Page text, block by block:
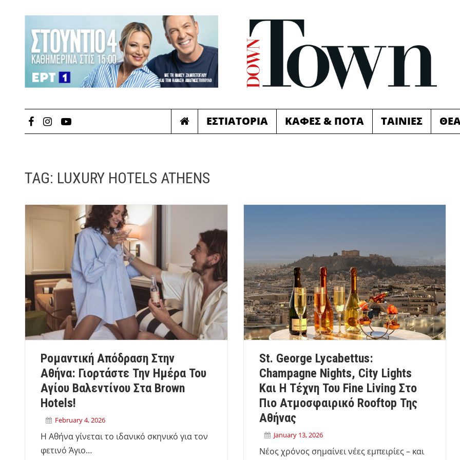
ΕΣΤΙΑΤΟΡΙΑ ΚΑΦΕΣ & ΠΟΤΑ ΤΑΙΝΙΕΣ
TAG: LUXURY HOTELS ATHENS
Ρομαντική Απόδραση Στην
Αθήνα: Γιορτάστε Την Ημέρα Του
Αγίου Βαλεντίνου Στα Brown
Hotels!
February 4, 2026
Η Αθήνα γίνεται το ιδανικό σκηνικό για τον
φετινό Άγιο…
St. George Lycabettus:
Champagne Nights, City Lights
Και Η Τέχνη Του Fine Living Στο
Πιο Ατμοσφαιρικό Rooftop Της
Αθήνας
January 13, 2026
Νέος χρόνος σημαίνει νέες εμπειρίες – και